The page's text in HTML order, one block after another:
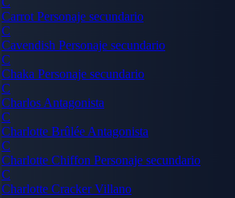
Carrot Personaje secundario
C
Cavendish Personaje secundario
C
Chaka Personaje secundario
C
Charlos Antagonista
C
Charlotte Brûlée Antagonista
C
Charlotte Chiffon Personaje secundario
C
Charlotte CrackerVillano